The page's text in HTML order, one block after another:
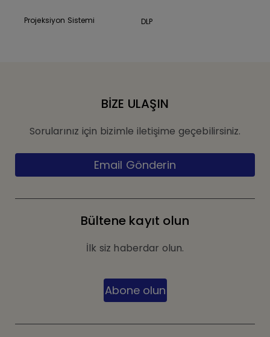
Projeksiyon Sistemi DLP
BİZE ULAŞIN
Sorularınız için bizimle iletişime geçebilirsiniz.
Email Gönderin
Bültene kayıt olun
İlk siz haberdar olun.
Abone olun